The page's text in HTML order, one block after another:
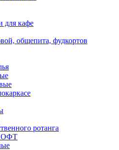
для кафе
общепита, фудкортов
ротанга